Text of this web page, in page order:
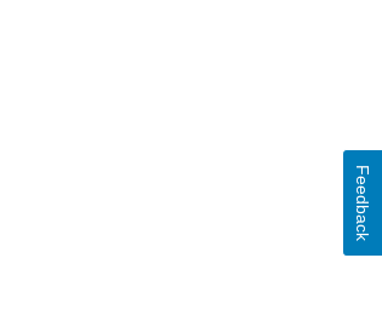
Feedback